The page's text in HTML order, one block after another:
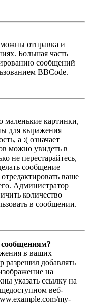
отправка и
Большая часть
сообщений
BBCode.
картинки,
для выражения
а :( означает
можно увидеть в
не перестарайтесь,
сообщение
ваше
Администратор
количество
в сообщении.
в ваших
разрешил добавлять
на
указать ссылку на
веб-
my-